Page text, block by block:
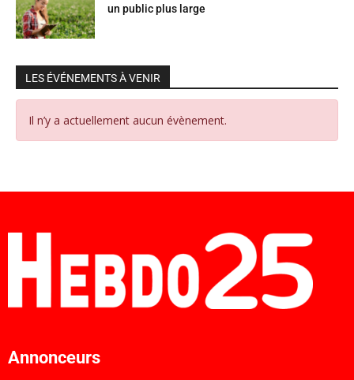
un public plus large
LES ÉVÉNEMENTS À VENIR
Il n’y a actuellement aucun évènement.
Annonceurs